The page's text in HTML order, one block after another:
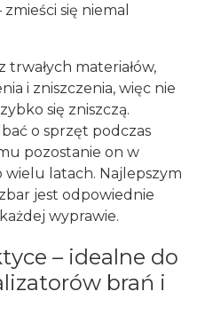
się niemal
materiałów,
i zniszczenia, więc nie
się zniszczą.
o sprzęt podczas
pozostanie on w
latach. Najlepszym
jest odpowiednie
wyprawie.
– idealne do
brań i